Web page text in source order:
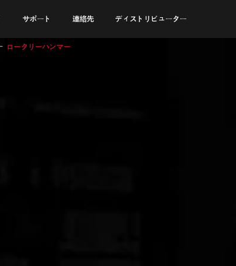
サポート 連絡先 ディストリビューター
ロータリーハンマー